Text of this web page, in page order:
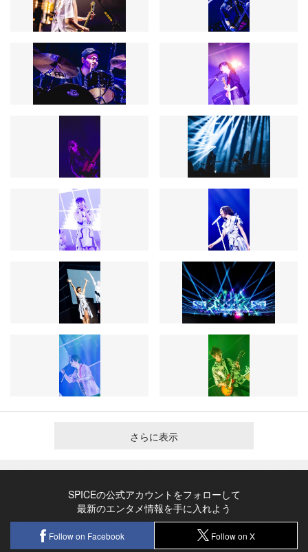
さらに表示
SPICEの公式アカウントをフォローして
最新のエンタメ情報を手に入れよう
Follow on Facebook Follow on X